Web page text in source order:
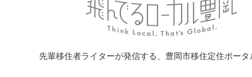
先輩移住者ライターが発信する、 豊岡市移住定住ポータ